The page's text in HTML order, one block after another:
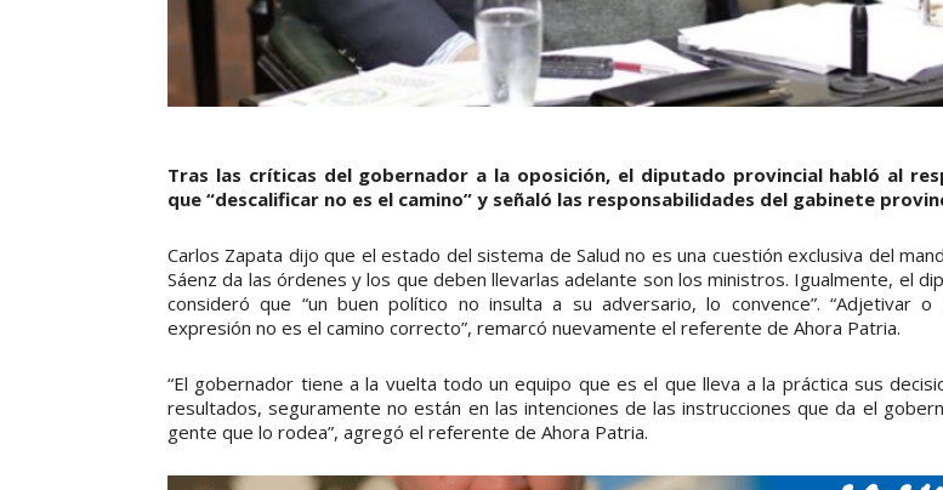
Tras las críticas del gobernador a la oposición, el diputado provincial habló al
que “descalificar no es el camino” y señaló las responsabilidades del gabinete
Carlos Zapata dijo que el estado del sistema de Salud no es una cuestión exclusiva del
Sáenz da las órdenes y los que deben llevarlas adelante son los ministros. Igualmente, el
consideró que “un buen político no insulta a su adversario, lo convence”. “Adjetivar o
expresión no es el camino correcto”, remarcó nuevamente el referente de Ahora Patria.
“El gobernador tiene a la vuelta todo un equipo que es el que lleva a la práctica sus
resultados, seguramente no están en las intenciones de las instrucciones que da el
gente que lo rodea”, agregó el referente de Ahora Patria.